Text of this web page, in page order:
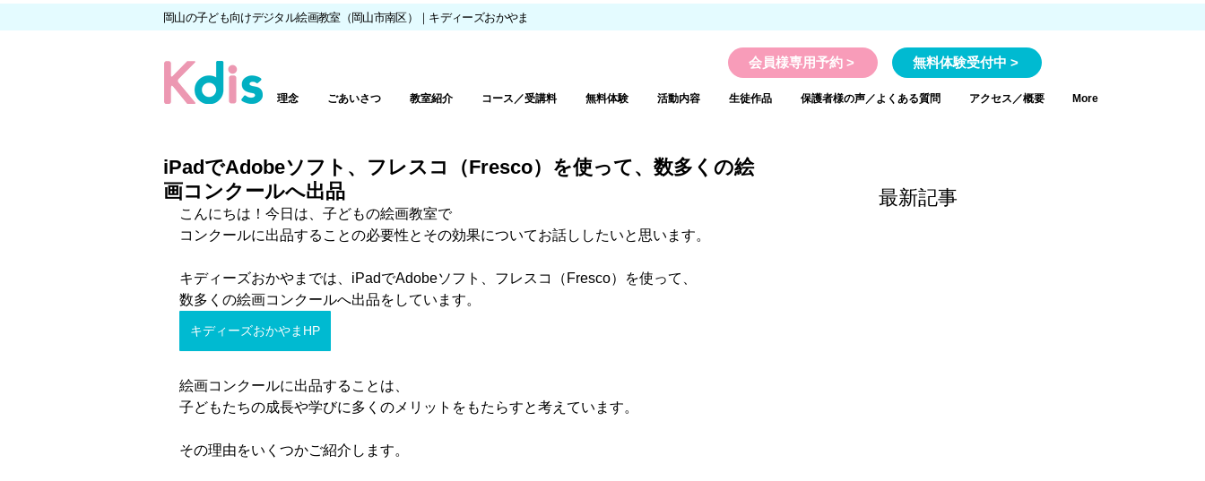
岡山の子ども向けデジタル絵画教室（岡山市南区）｜キディーズおかやま
会員様専用予約 > 無料体験受付中 >
理念 ごあいさつ 教室紹介 コース／受講料 無料体験 活動内容 生徒作品 保護者様の声／よくある質問 アクセス／概要 More
iPadでAdobeソフト、フレスコ（Fresco）を使って、数多くの絵
画コンクールへ出品
こんにちは！今日は、子どもの絵画教室で
コンクールに出品することの必要性とその効果についてお話ししたいと思います。
キディーズおかやまでは、iPadでAdobeソフト、フレスコ（Fresco）を使って、
数多くの絵画コンクールへ出品をしています。
キディーズおかやまHP
絵画コンクールに出品することは、
子どもたちの成長や学びに多くのメリットをもたらすと考えています。
その理由をいくつかご紹介します。
最新記事